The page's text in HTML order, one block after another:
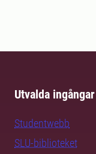
Utvalda ingångar
Studentwebb
SLU-biblioteket